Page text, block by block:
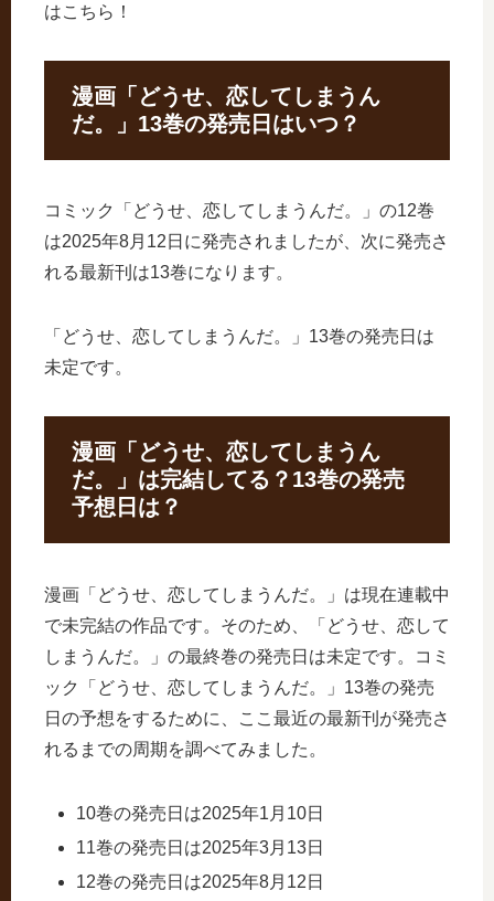
はこちら！
漫画「どうせ、恋してしまうん
だ。」13巻の発売日はいつ？
コミック「どうせ、恋してしまうんだ。」の12巻
は2025年8月12日に発売されましたが、次に発売さ
れる最新刊は13巻になります。
「どうせ、恋してしまうんだ。」13巻の発売日は
未定です。
漫画「どうせ、恋してしまうん
だ。」は完結してる？13巻の発売
予想日は？
漫画「どうせ、恋してしまうんだ。」は現在連載中
で未完結の作品です。そのため、「どうせ、恋して
しまうんだ。」の最終巻の発売日は未定です。コミ
ック「どうせ、恋してしまうんだ。」13巻の発売
日の予想をするために、ここ最近の最新刊が発売さ
れるまでの周期を調べてみました。
10巻の発売日は2025年1月10日
11巻の発売日は2025年3月13日
12巻の発売日は2025年8月12日